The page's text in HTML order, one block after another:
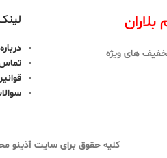
بلاران
های ویژه
تماس
کلیه حقوق برای سایت آذینو